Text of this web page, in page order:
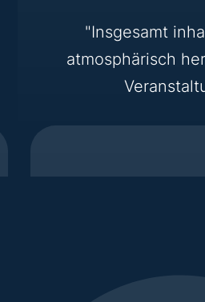
"Insgesamt
atmosphärisch